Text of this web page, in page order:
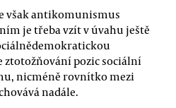
však antikomunismus
je třeba vzít v úvahu ještě
ztotožňování pozic sociální
nicméně rovnítko mezi
nadále.